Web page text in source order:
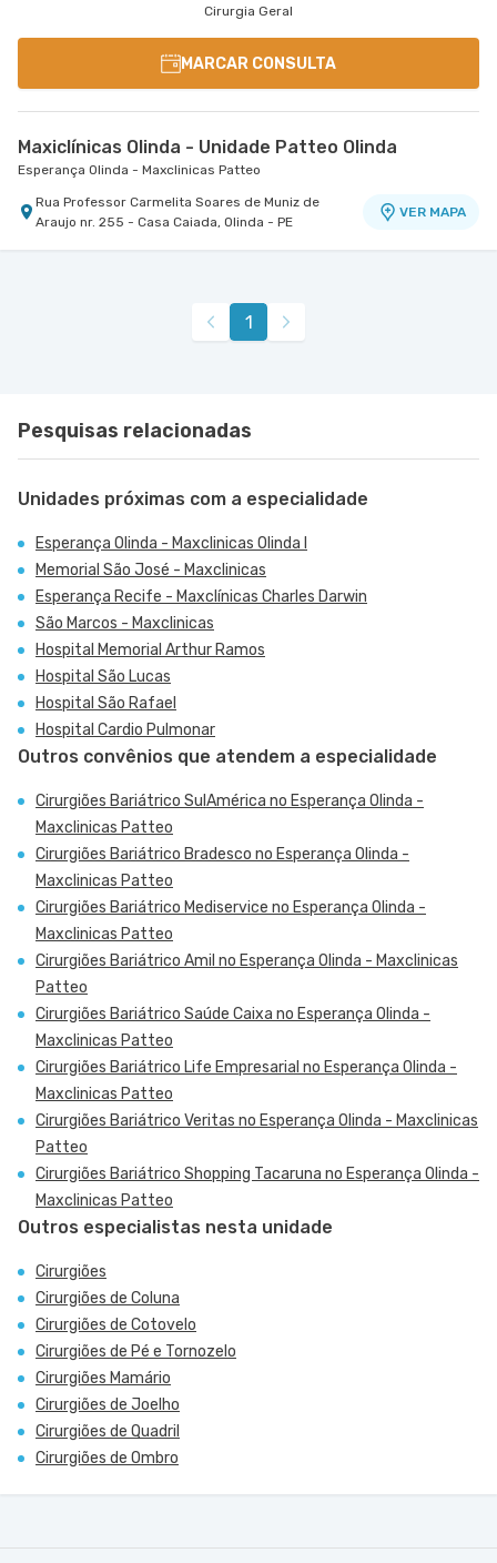
Cirurgia Geral
MARCAR CONSULTA
Maxiclínicas Olinda - Unidade Patteo Olinda
Esperança Olinda - Maxclinicas Patteo
Rua Professor Carmelita Soares de Muniz de
Araujo nr. 255 - Casa Caiada, Olinda - PE
VER MAPA
1
Pesquisas relacionadas
Unidades próximas com a especialidade
Esperança Olinda - Maxclinicas Olinda I
Memorial São José - Maxclinicas
Esperança Recife - Maxclínicas Charles Darwin
São Marcos - Maxclinicas
Hospital Memorial Arthur Ramos
Hospital São Lucas
Hospital São Rafael
Hospital Cardio Pulmonar
Outros convênios que atendem a especialidade
Cirurgiões Bariátrico SulAmérica no Esperança Olinda -
Maxclinicas Patteo
Cirurgiões Bariátrico Bradesco no Esperança Olinda -
Maxclinicas Patteo
Cirurgiões Bariátrico Mediservice no Esperança Olinda -
Maxclinicas Patteo
Cirurgiões Bariátrico Amil no Esperança Olinda - Maxclinicas
Patteo
Cirurgiões Bariátrico Saúde Caixa no Esperança Olinda -
Maxclinicas Patteo
Cirurgiões Bariátrico Life Empresarial no Esperança Olinda -
Maxclinicas Patteo
Cirurgiões Bariátrico Veritas no Esperança Olinda - Maxclinicas
Patteo
Cirurgiões Bariátrico Shopping Tacaruna no Esperança Olinda -
Maxclinicas Patteo
Outros especialistas nesta unidade
Cirurgiões
Cirurgiões de Coluna
Cirurgiões de Cotovelo
Cirurgiões de Pé e Tornozelo
Cirurgiões Mamário
Cirurgiões de Joelho
Cirurgiões de Quadril
Cirurgiões de Ombro